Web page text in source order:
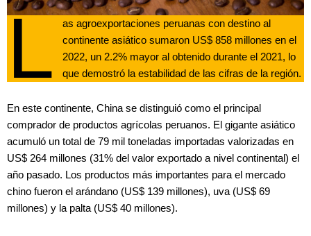
L
as agroexportaciones peruanas con destino al
continente asiático sumaron US$ 858 millones en el
2022, un 2.2% mayor al obtenido durante el 2021, lo
que demostró la estabilidad de las cifras de la región.
En este continente, China se distinguió como el principal
comprador de productos agrícolas peruanos. El gigante asiático
acumuló un total de 79 mil toneladas importadas valorizadas en
US$ 264 millones (31% del valor exportado a nivel continental) el
año pasado. Los productos más importantes para el mercado
chino fueron el arándano (US$ 139 millones), uva (US$ 69
millones) y la palta (US$ 40 millones).